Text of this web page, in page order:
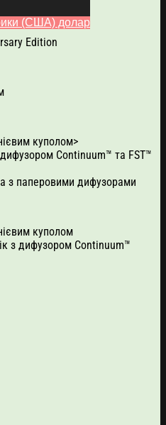
Edition
куполом>
Continuum™ та FST™
з паперовими дифузорами
куполом
з дифузором Continuum™
(США) долар